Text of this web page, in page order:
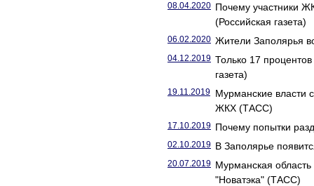
08.04.2020 Почему участники
(Российская газета)
06.02.2020 Жители Заполярья
04.12.2019 Только 17
газета)
19.11.2019 Мурманские власти
ЖКХ (ТАСС)
17.10.2019 Почему попытки
02.10.2019 В Заполярье
20.07.2019 Мурманская область
"Новатэка" (ТАСС)